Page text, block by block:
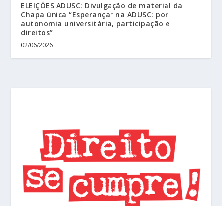
ELEIÇÕES ADUSC: Divulgação de material da
Chapa única “Esperançar na ADUSC: por
autonomia universitária, participação e
direitos”
02/06/2026